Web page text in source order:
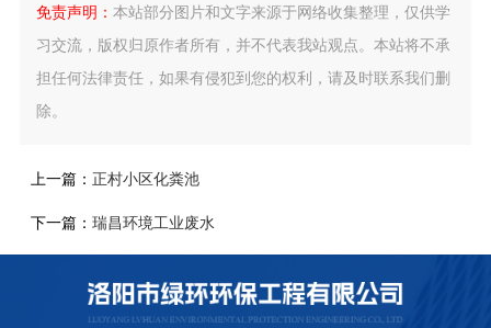
免责声明： 本站部分图片和文字来源于网络收集整理，仅供学
习交流，版权归原作者所有，并不代表我站观点。本站将不承
担任何法律责任，如果有侵犯到您的权利，请及时联系我们删
除。
上一篇： 正村小区化粪池
下一篇： 瑞昌环境工业废水